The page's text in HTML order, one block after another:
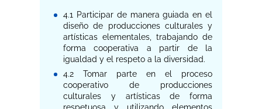
4.1 Participar de manera guiada en el
diseño de producciones culturales y
artísticas elementales, trabajando de
forma cooperativa a partir de la
igualdad y el respeto a la diversidad.
4.2 Tomar parte en el proceso
cooperativo de producciones
culturales y artísticas de forma
respetuosa y utilizando elementos